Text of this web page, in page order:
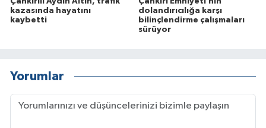
kazasında hayatını
kaybetti
dolandırıcılığa karşı
bilinçlendirme çalışmaları
sürüyor
Yorumlar